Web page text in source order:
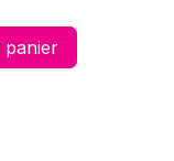
panier